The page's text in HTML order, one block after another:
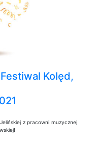
Kolęd,
z pracowni muzycznej